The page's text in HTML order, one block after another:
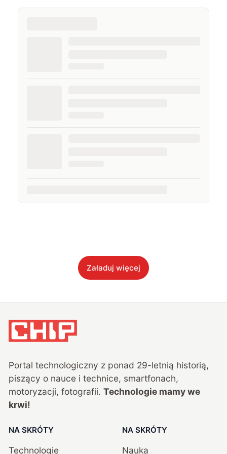
Załaduj więcej
Portal technologiczny z ponad 29-letnią historią,
piszący o nauce i technice, smartfonach,
motoryzacji, fotografii. Technologie mamy we
krwi!
NA SKRÓTY
Technologie
NA SKRÓTY
Nauka